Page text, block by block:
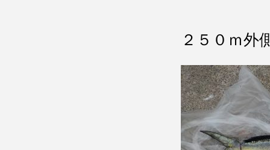
２５０ｍ